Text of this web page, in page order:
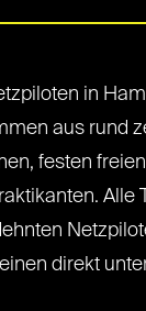
in
aus rund
festen
Alle
direkt